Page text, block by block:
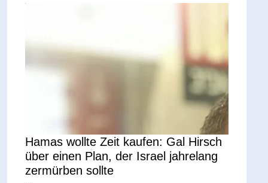
Hamas wollte Zeit kaufen: Gal Hirsch
über einen Plan, der Israel jahrelang
zermürben sollte